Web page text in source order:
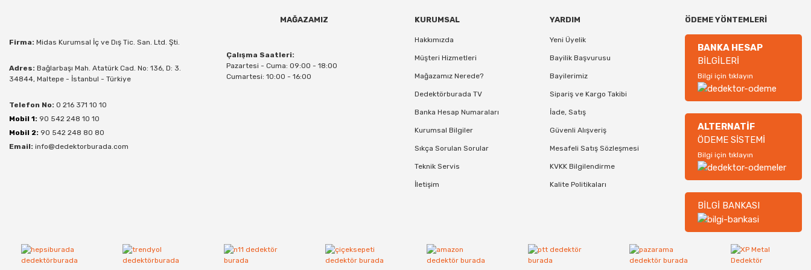
Firma: Midas Kurumsal İç ve Dış Tic. San. Ltd. Şti.
Adres: Bağlarbaşı Mah. Atatürk Cad. No: 136, D: 3.
34844, Maltepe - İstanbul - Türkiye
Telefon No: 0 216 371 10 10
Mobil 1: 90 542 248 10 10
Mobil 2: 90 542 248 80 80
Email: info@dedektorburada.com
MAĞAZAMIZ
Çalışma Saatleri:
Pazartesi - Cuma: 09:00 - 18:00
Cumartesi: 10:00 - 16:00
KURUMSAL
Hakkımızda
Müşteri Hizmetleri
Mağazamız Nerede?
Dedektörburada TV
Banka Hesap Numaraları
Kurumsal Bilgiler
Sıkça Sorulan Sorular
Teknik Servis
İletişim
YARDIM
Yeni Üyelik
Bayilik Başvurusu
Bayilerimiz
Sipariş ve Kargo Takibi
İade, Satış
Güvenli Alışveriş
Mesafeli Satış Sözleşmesi
KVKK Bilgilendirme
Kalite Politikaları
ÖDEME YÖNTEMLERİ
BANKA HESAP
BİLGİLERİ
Bilgi için tıklayın
ALTERNATİF
ÖDEME SİSTEMİ
Bilgi için tıklayın
BİLGİ BANKASI